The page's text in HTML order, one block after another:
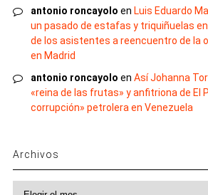
antonio roncayolo en Luis Eduardo
un pasado de estafas y triquiñuelas
de los asistentes a reencuentro de la
en Madrid
antonio roncayolo en Así Johanna
«reina de las frutas» y anfitriona de El
corrupción» petrolera en Venezuela
Archivos
Archivos